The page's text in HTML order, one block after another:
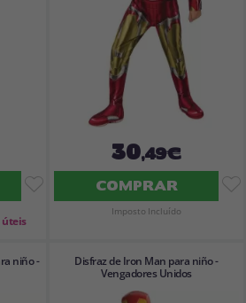
úteis
30,49€
COMPRAR
Imposto Incluído
niño -
Disfraz de Iron Man para niño -
Vengadores Unidos